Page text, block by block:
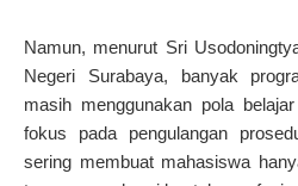
Namun, menurut Sri
Negeri Surabaya, banyak
masih menggunakan pola
fokus pada pengulangan
sering membuat mahasiswa